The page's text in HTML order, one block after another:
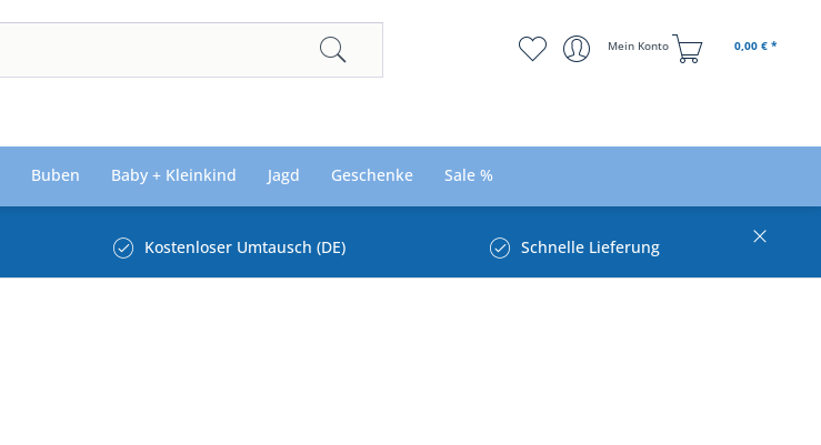
Mein Konto 0,00 € *
Buben Baby + Kleinkind Jagd Geschenke Sale %
Kostenloser Umtausch (DE) Schnelle Lieferung